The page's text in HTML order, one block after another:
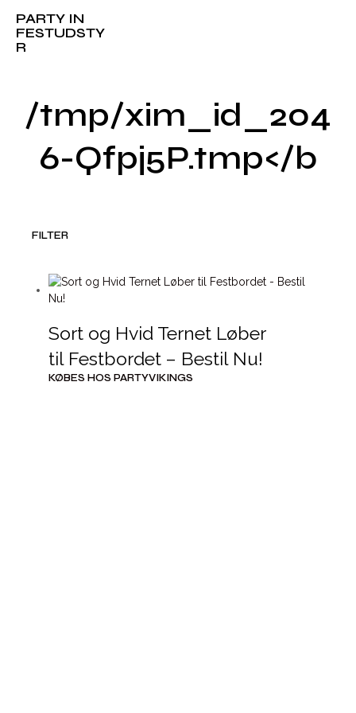
PARTY IN
FESTUDSTY
R
/tmp/xim_id_204
6-Qfpj5P.tmp</b
FILTER
Sort og Hvid Ternet Løber
til Festbordet – Bestil Nu!
KØBES HOS PARTYVIKINGS